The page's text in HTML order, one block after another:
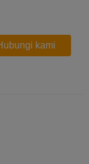
kami